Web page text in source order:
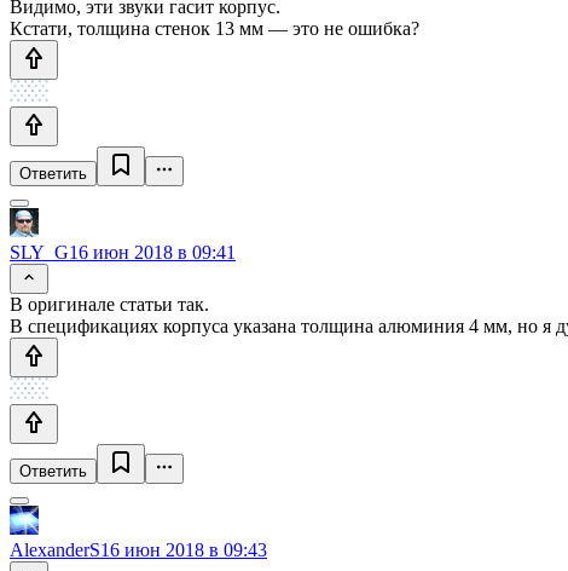
Видимо, эти звуки гасит корпус.
Кстати, толщина стенок 13 мм — это не ошибка?
Ответить
SLY_G16 июн 2018 в 09:41
В оригинале статьи так.
В спецификациях корпуса указана толщина алюминия 4 мм, но я
Ответить
AlexanderS16 июн 2018 в 09:43